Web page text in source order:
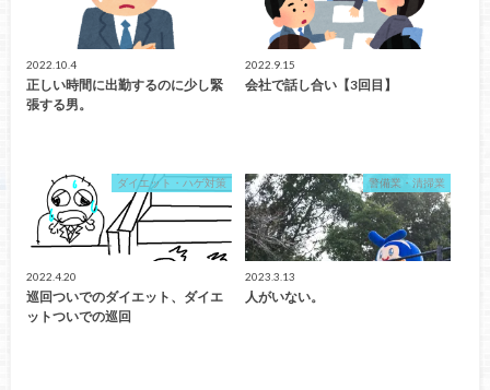
2022.10.4
正しい時間に出勤するのに少し緊
張する男。
2022.9.15
会社で話し合い【3回目】
ダイエット・ハゲ対策
2022.4.20
巡回ついでのダイエット、ダイエ
ットついでの巡回
警備業・清掃業
2023.3.13
人がいない。